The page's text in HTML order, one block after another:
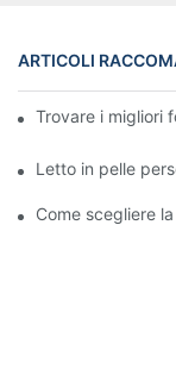
ARTICOLI
Trovare i migliori
Letto in pelle
Come scegliere